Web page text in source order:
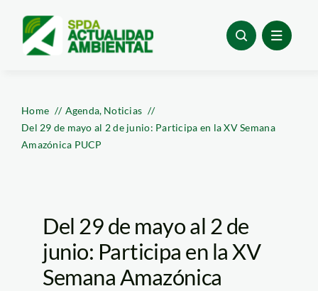
content
Home Agenda Noticias
Del 29 de mayo al 2 de junio: Participa en la XV Semana
Amazónica PUCP
Del 29 de mayo al 2 de
junio: Participa en la XV
Semana Amazónica